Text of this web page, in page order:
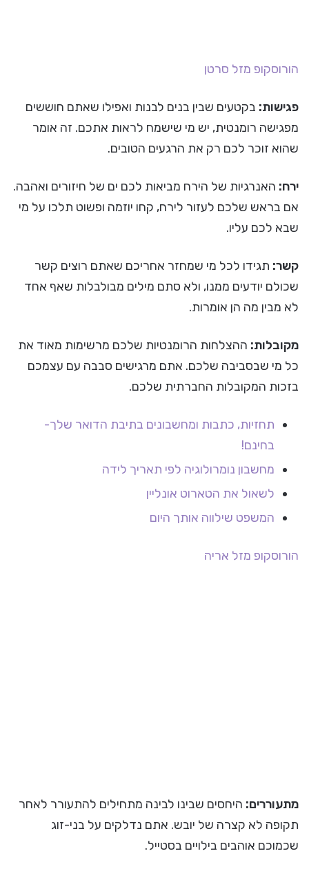
הורוסקופ מזל סרטן
פגישות: בקטעים שבין בנים לבנות ואפילו שאתם חוששים
מפגישה רומנטית, יש מי שישמח לראות אתכם. זה אומר
שהוא זוכר לכם רק את הרגעים הטובים.
ירח: האנרגיות של הירח מביאות לכם ים של חיזורים ואהבה.
אם בראש שלכם לעזור לירח, קחו יוזמה ופשוט תלכו על מי
שבא לכם עליו.
קשר: תגידו לכל מי שמחזר אחריכם שאתם רוצים קשר
שכולם יודעים ממנו, ולא סתם מילים מבולבלות שאף אחד
לא מבין מה הן אומרות.
מקובלות: ההצלחות הרומנטיות שלכם מרשימות מאוד את
כל מי שבסביבה שלכם. אתם מרגישים סבבה עם עצמכם
בזכות המקובלות החברתית שלכם.
תחזיות, כתבות ומחשבונים בתיבת הדואר שלך-
בחינם!
מחשבון נומרולוגיה לפי תאריך לידה
לשאול את הטארוט אונליין
המשפט שילווה אותך היום
הורוסקופ מזל אריה
מתעוררים: היחסים שבינו לבינה מתחילים להתעורר לאחר
תקופה לא קצרה של יובש. אתם נדלקים על בני-זוג
שכמוכם אוהבים בילויים בסטייל.